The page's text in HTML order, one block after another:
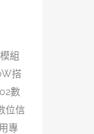
組
搭
數
位信
專